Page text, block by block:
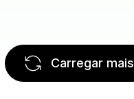
Carregar mais